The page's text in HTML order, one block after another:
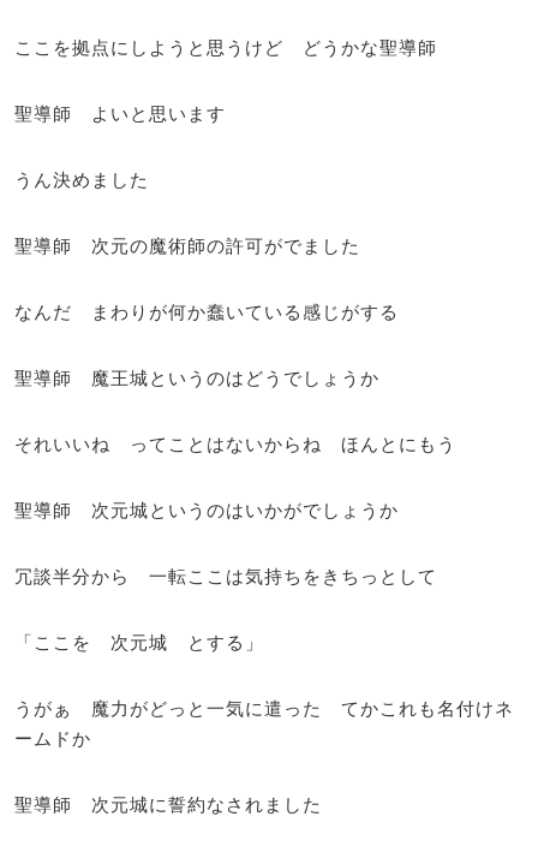
ここを拠点にしようと思うけど どうかな聖導師
聖導師 よいと思います
うん決めました
聖導師 次元の魔術師の許可がでました
なんだ まわりが何か蠢いている感じがする
聖導師 魔王城というのはどうでしょうか
それいいね ってことはないからね ほんとにもう
聖導師 次元城というのはいかがでしょうか
冗談半分から 一転ここは気持ちをきちっとして
「ここを 次元城 とする」
うがぁ 魔力がどっと一気に遣った てかこれも名付けネ
ームドか
聖導師 次元城に誓約なされました